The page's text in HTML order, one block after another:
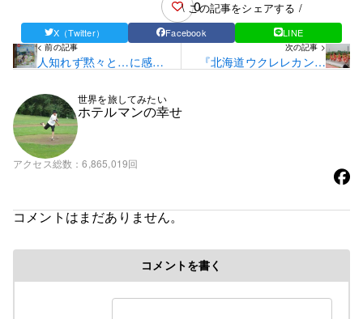
0
\ この記事をシェアする /
X（Twitter） Facebook LINE
< 前の記事
人知れず黙々と…に感
謝！！
次の記事 >
『北海道ウクレレカンタ
ービレ2017』本日開催で
世界を旅してみたい
ホテルマンの幸せ
アクセス総数 6,865,019回
コメントはまだありません。
コメントを書く